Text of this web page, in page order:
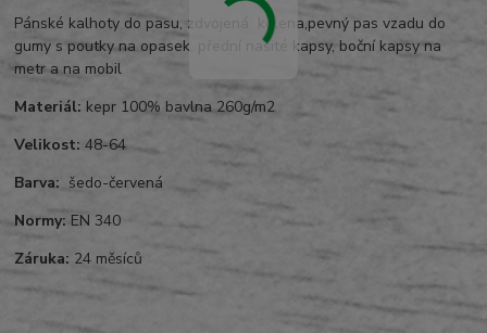
Pánské kalhoty do pasu, zdvojená kolena,pevný pas vzadu do
gumy s poutky na opasek, přední našité kapsy, boční kapsy na
metr a na mobil
Materiál: kepr 100% bavlna 260g/m2
Velikost: 48-64
Barva: šedo-červená
Normy: EN 340
Záruka: 24 měsíců